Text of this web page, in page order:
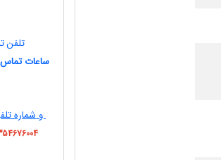
تلفن تماس :
ساعات تماس 14:00-
و شماره